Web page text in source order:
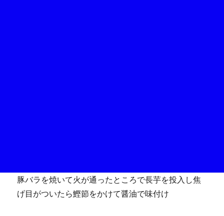
豚バラを焼いて火が通ったところで長芋を投入し焦
げ目がついたら鰹節をかけて醤油で味付け